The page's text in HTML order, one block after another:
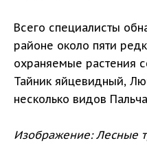
Всего специалисты
районе около пяти
охраняемые растения
Тайник яйцевидный,
несколько видов
Изображение:Лесные